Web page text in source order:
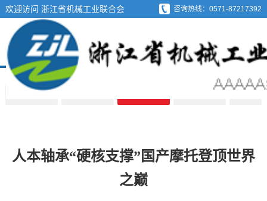
欢迎访问 浙江省机械工业联合会 咨询热线：0571-87217392
人本轴承“硬核支撑”国产摩托登顶世界
之巅